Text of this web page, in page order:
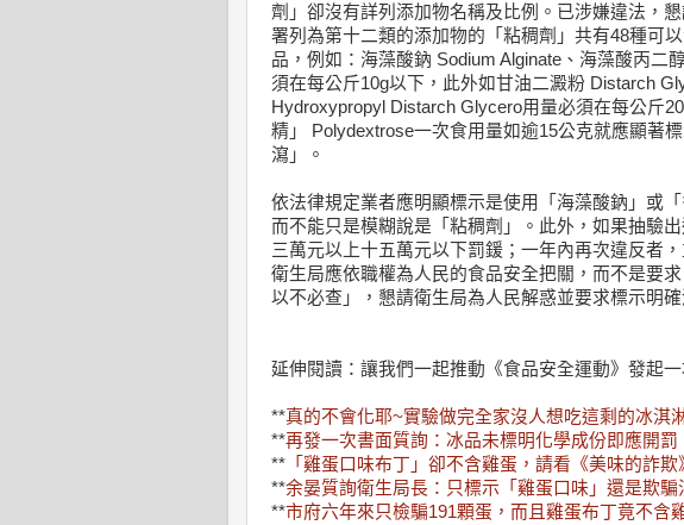
劑」卻沒有詳列添加物名稱及比例。已涉嫌違法，
署列為第十二類的添加物的「粘稠劑」共有48種可
品，例如：海藻酸鈉 Sodium Alginate、海藻酸丙二
須在每公斤10g以下，此外如甘油二澱粉 Distarch
Hydroxypropyl Distarch Glycero用量必須在每公斤
精」 Polydextrose一次食用量如逾15公克就應顯著
瀉」。
依法律規定業者應明顯標示是使用「海藻酸鈉」或
而不能只是模糊說是「粘稠劑」。此外，如果抽驗
三萬元以上十五萬元以下罰鍰；一年內再次違反者
衛生局應依職權為人民的食品安全把關，而不是要
以不必查」，懇請衛生局為人民解惑並要求標示明確
延伸閱讀：讓我們一起推動《食品安全運動》發起
**真的不會化耶~實驗做完全家沒人想吃這剩的冰淇
**再發一次書面質詢：冰品未標明化學成份即應開罰
** 「雞蛋口味布丁」卻不含雞蛋，請看《美味的詐欺
**余晏質詢衛生局長：只標示「雞蛋口味」還是欺騙
**市府六年來只檢騙191顆蛋，而且雞蛋布丁竟不含